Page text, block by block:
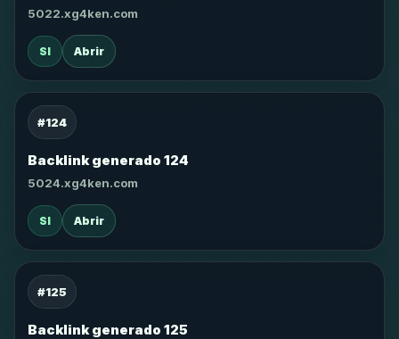
5022.xg4ken.com
SI Abrir
#124
Backlink generado 124
5024.xg4ken.com
SI Abrir
#125
Backlink generado 125